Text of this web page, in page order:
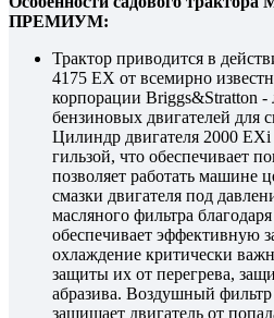
ПРЕМИУМ:
Трактор приводится в
4175 EX от всемирно
корпорации Briggs&Stratton -
бензиновых двигателей для
Цилиндр двигателя 2000
гильзой, что обеспечивает
позволяет работать машине
смазки двигателя под
масляного фильтра
обеспечивает эффективную
охлаждение критически
защиты их от перегрева,
абразива. Воздушный
защищает двигатель от